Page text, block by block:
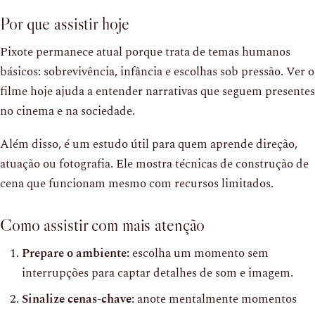
Por que assistir hoje
Pixote permanece atual porque trata de temas humanos
básicos: sobrevivência, infância e escolhas sob pressão. Ver o
filme hoje ajuda a entender narrativas que seguem presentes
no cinema e na sociedade.
Além disso, é um estudo útil para quem aprende direção,
atuação ou fotografia. Ele mostra técnicas de construção de
cena que funcionam mesmo com recursos limitados.
Como assistir com mais atenção
Prepare o ambiente:escolha um momento sem
interrupções para captar detalhes de som e imagem.
Sinalize cenas-chave:anote mentalmente momentos